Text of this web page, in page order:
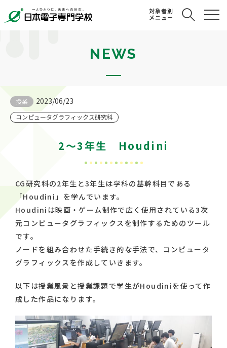
対象者別
メニュー
NEWS
授業 2023/06/23
コンピュータグラフィックス研究科
2～3年生 Houdini
CG研究科の2年生と3年生は学科の基幹科目である
「Houdini」を学んでいます。
Houdiniは映画・ゲーム制作で広く使用されている3次
元コンピュータグラフィックスを制作するためのツール
です。
ノードを組み合わせた手続き的な手法で、コンピュータ
グラフィックスを作成していきます。
以下は授業風景と授業課題で学生がHoudiniを使って作
成した作品になります。